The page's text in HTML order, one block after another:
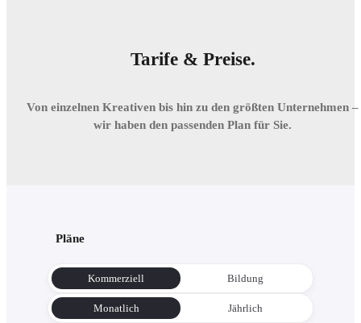
Tarife & Preise.
Von einzelnen Kreativen bis hin zu den größten Unternehmen –
wir haben den passenden Plan für Sie.
Pläne
Kommerziell Bildung
Monatlich Jährlich